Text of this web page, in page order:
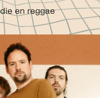
en reggae